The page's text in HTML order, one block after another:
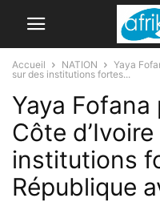
Accueil NATION
Yaya
sur des institutions fortes...
Yaya
Côte
institutions
République